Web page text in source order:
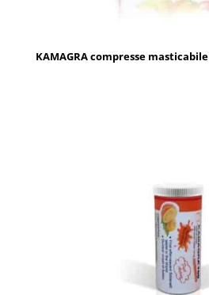
KAMAGRA compresse masticabile